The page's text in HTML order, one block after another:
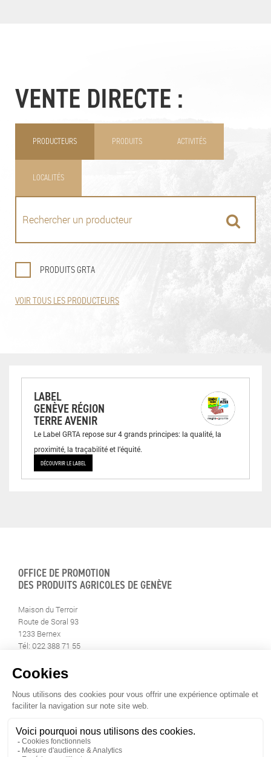
VENTE DIRECTE :
PRODUCTEURS PRODUITS ACTIVITÉS
LOCALITÉS
PRODUITS GRTA
VOIR TOUS LES PRODUCTEURS
LABEL
GENÈVE RÉGION
TERRE AVENIR
Le Label GRTA repose sur 4 grands principes: la qualité, la
proximité, la traçabilité et l’équité.
DÉCOUVRIR LE LABEL
OFFICE DE PROMOTION
DES PRODUITS AGRICOLES DE GENÈVE
Maison du Terroir
Route de Soral 93
1233 Bernex
Tél: 022 388 71 55
info@geneveterroir.ge.ch
RESTEZ AU CONTACT DE
TOUTE L’ACTUALITÉ DU TERROIR